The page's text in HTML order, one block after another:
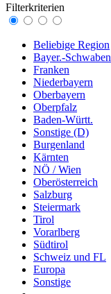
Filterkriterien
Beliebige Region
Bayer.-Schwaben
Franken
Niederbayern
Oberbayern
Oberpfalz
Baden-Württ.
Sonstige (D)
Burgenland
Kärnten
NÖ / Wien
Oberösterreich
Salzburg
Steiermark
Tirol
Vorarlberg
Südtirol
Schweiz und FL
Europa
Sonstige